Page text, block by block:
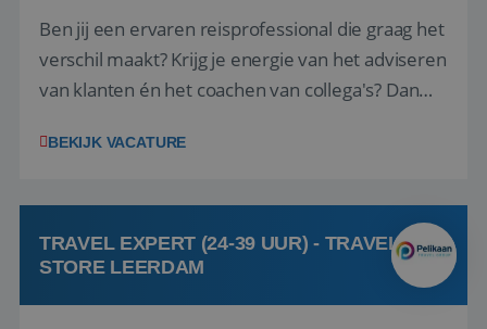
Ben jij een ervaren reisprofessional die graag het
verschil maakt? Krijg je energie van het adviseren
van klanten én het coachen van collega's? Dan
(onderdeel van Pelikaan Travel Group) zoeken
team het reisbureau verder...
BEKIJK VACATURE
TRAVEL EXPERT (24-39 UUR) - TRAVEL
STORE LEERDAM